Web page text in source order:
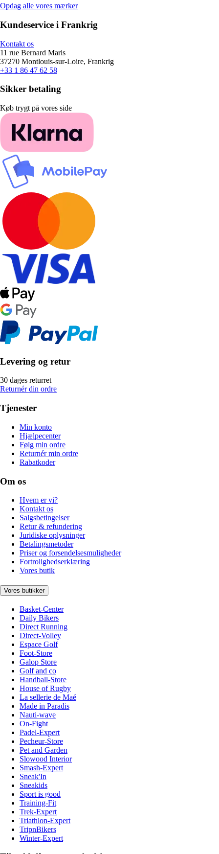
Opdag alle vores mærker
Kundeservice i Frankrig
Kontakt os
11 rue Bernard Maris
37270 Montlouis-sur-Loire, Frankrig
+33 1 86 47 62 58
Sikker betaling
Køb trygt på vores side
Levering og retur
30 dages returret
Returnér din ordre
Tjenester
Min konto
Hjælpecenter
Følg min ordre
Returnér min ordre
Rabatkoder
Om os
Hvem er vi?
Kontakt os
Salgsbetingelser
Retur & refundering
Juridiske oplysninger
Betalingsmetoder
Priser og forsendelsesmuligheder
Fortrolighedserklæring
Vores butik
Vores butikker
Basket-Center
Daily Bikers
Direct Running
Direct-Volley
Espace Golf
Foot-Store
Galop Store
Golf and co
Handball-Store
House of Rugby
La sellerie de Maé
Made in Paradis
Nauti-wave
On-Fight
Padel-Expert
Pecheur-Store
Pet and Garden
Slowood Interior
Smash-Expert
Sneak'In
Sneakids
Sport is good
Training-Fit
Trek-Expert
Triathlon-Expert
TripnBikers
Winter-Expert